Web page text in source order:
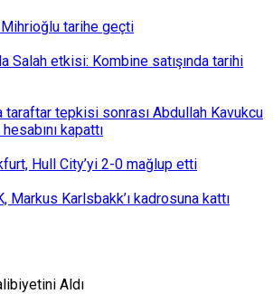
tarihe geçti
Salah etkisi: Kombine satışında tarihi
taraftar tepkisi sonrası Abdullah Kavukcu
kapattı
Hull City’yi 2-0 mağlup etti
Markus Karlsbakk’ı kadrosuna kattı
Aldı